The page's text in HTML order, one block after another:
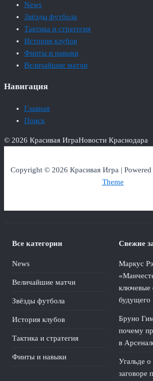
News
Звёзды футбола
Тактика и стратегия
История клубов
Финты и навыки
Величайшие матчи
Навигация
Главная
Поиск
© 2026 Красивая ИграНовости Краснодара
Copyright © 2026 Красивая Игра |
Theme
Все категории
News
Величайшие матчи
Звёзды футбола
История клубов
Тактика и стратегия
Финты и навыки
Свежие
Маркус
ключевые
будущего
Бруно
почему
в
Угальде о
заговоре